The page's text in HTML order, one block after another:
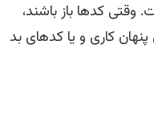
کدها باز باشند،
کاری و یا کدهای بد